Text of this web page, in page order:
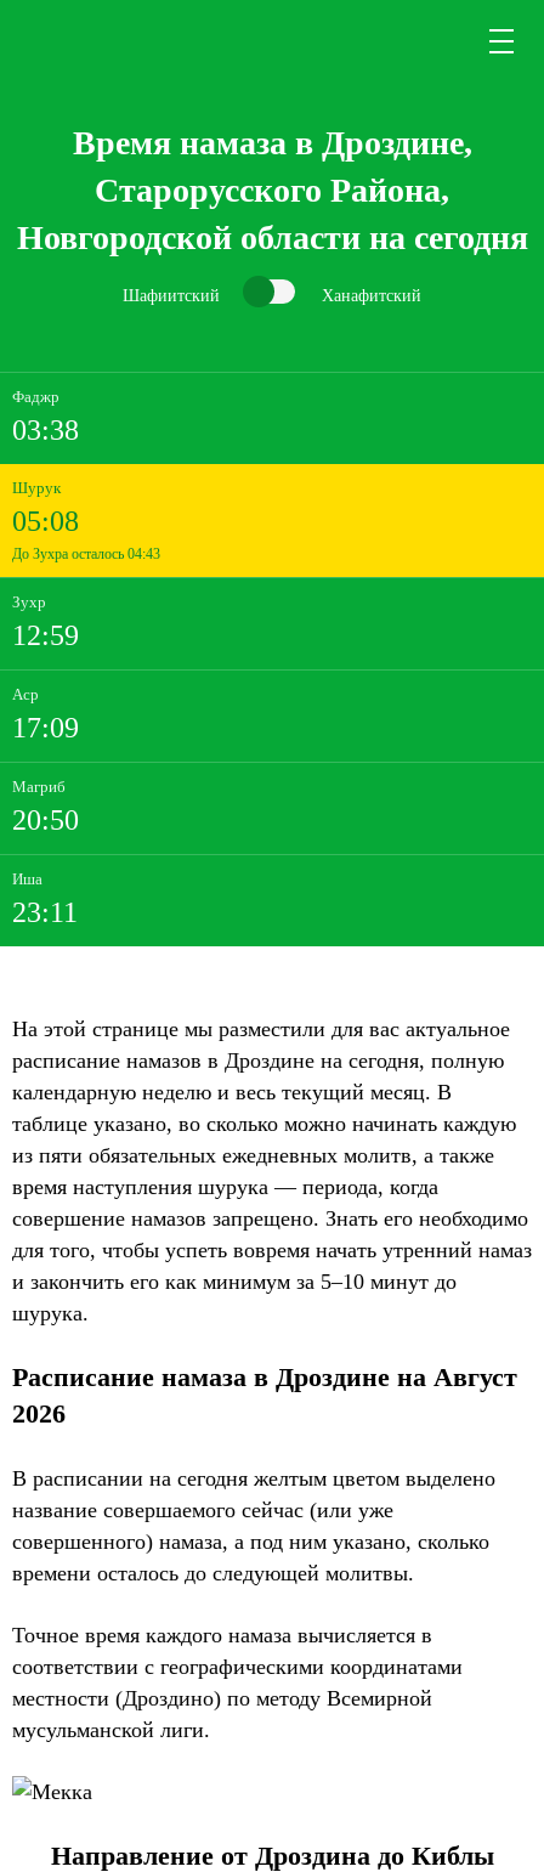
Время намаза в Дроздине,
Старорусского Района,
Новгородской области на сегодня
Шафиитский Ханафитский
Фаджр
03:38
Шурук
05:08
До Зухра осталось 04:43
Зухр
12:59
Аср
17:09
Магриб
20:50
Иша
23:11
На этой странице мы разместили для вас актуальное
расписание намазов в Дроздине на сегодня, полную
календарную неделю и весь текущий месяц. В
таблице указано, во сколько можно начинать каждую
из пяти обязательных ежедневных молитв, а также
время наступления шурука — периода, когда
совершение намазов запрещено. Знать его необходимо
для того, чтобы успеть вовремя начать утренний намаз
и закончить его как минимум за 5–10 минут до
шурука.
Расписание намаза в Дроздине на Август
2026
В расписании на сегодня желтым цветом выделено
название совершаемого сейчас (или уже
совершенного) намаза, а под ним указано, сколько
времени осталось до следующей молитвы.
Точное время каждого намаза вычисляется в
соответствии с географическими координатами
местности (Дроздино) по методу Всемирной
мусульманской лиги.
Направление от Дроздина до Киблы